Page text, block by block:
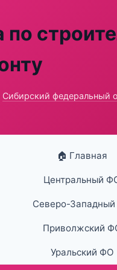
по
Сибирский федеральный
🏠 Главная
Центральный
Северо-
Приволжский
Уральский ФО